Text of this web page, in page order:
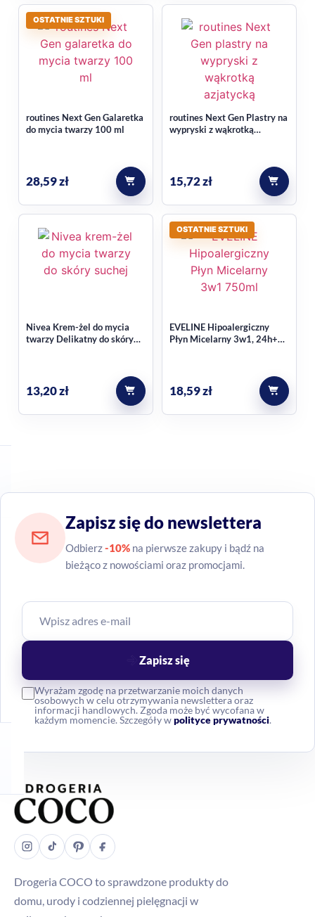
OSTATNIE SZTUKI
routines Next Gen Galaretka
do mycia twarzy 100 ml
28,59zł
routines Next Gen Plastry na
wypryski z wąkrotką
15,72zł
Nivea Krem-żel do mycia
twarzy Delikatny do skóry
13,20zł
OSTATNIE SZTUKI
EVELINE Hipoalergiczny
Płyn Micelarny 3w1, 24h+
18,59zł
Zapisz się do newslettera
Odbierz-10% na pierwsze zakupy i bądź na
bieżąco z nowościami oraz promocjami.
Wyrażam zgodę na przetwarzanie moich danych
osobowych w celu otrzymywania newslettera oraz
informacji handlowych. Zgoda może być wycofana w
każdym momencie. Szczegóły wpolityce prywatności.
Zapisz się
Drogeria COCO to sprawdzone produkty do
domu, urody i codziennej pielęgnacji w